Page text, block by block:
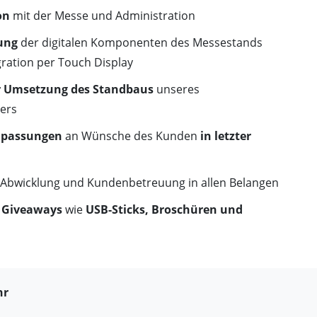
mit der Messe und Administration
der digitalen Komponenten des Messestands
per Touch Display
des Standbaus unseres
an Wünsche des Kunden in letzter
und Kundenbetreuung in allen Belangen
Giveawayswie USB-Sticks, Broschüren und